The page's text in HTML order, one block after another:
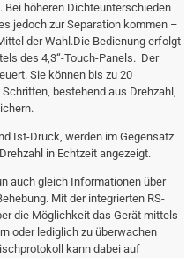
höheren Dichteunterschieden
jedoch zur Separation kommen –
der Wahl.Die Bedienung erfolgt
des 4,3“-Touch-Panels. Der
Sie können bis zu 20
bestehend aus Drehzahl,
Ist-Druck, werden im Gegensatz
in Echtzeit angezeigt.
auch gleich Informationen über
Mit der integrierten RS-
die Möglichkeit das Gerät mittels
oder lediglich zu überwachen
kann dabei auf